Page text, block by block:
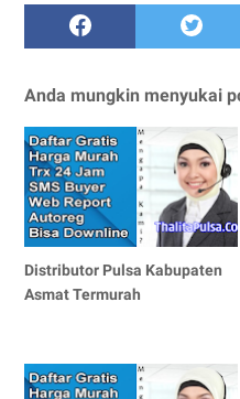
Anda mungkin menyukai
Distributor Pulsa Kabupaten
Asmat Termurah